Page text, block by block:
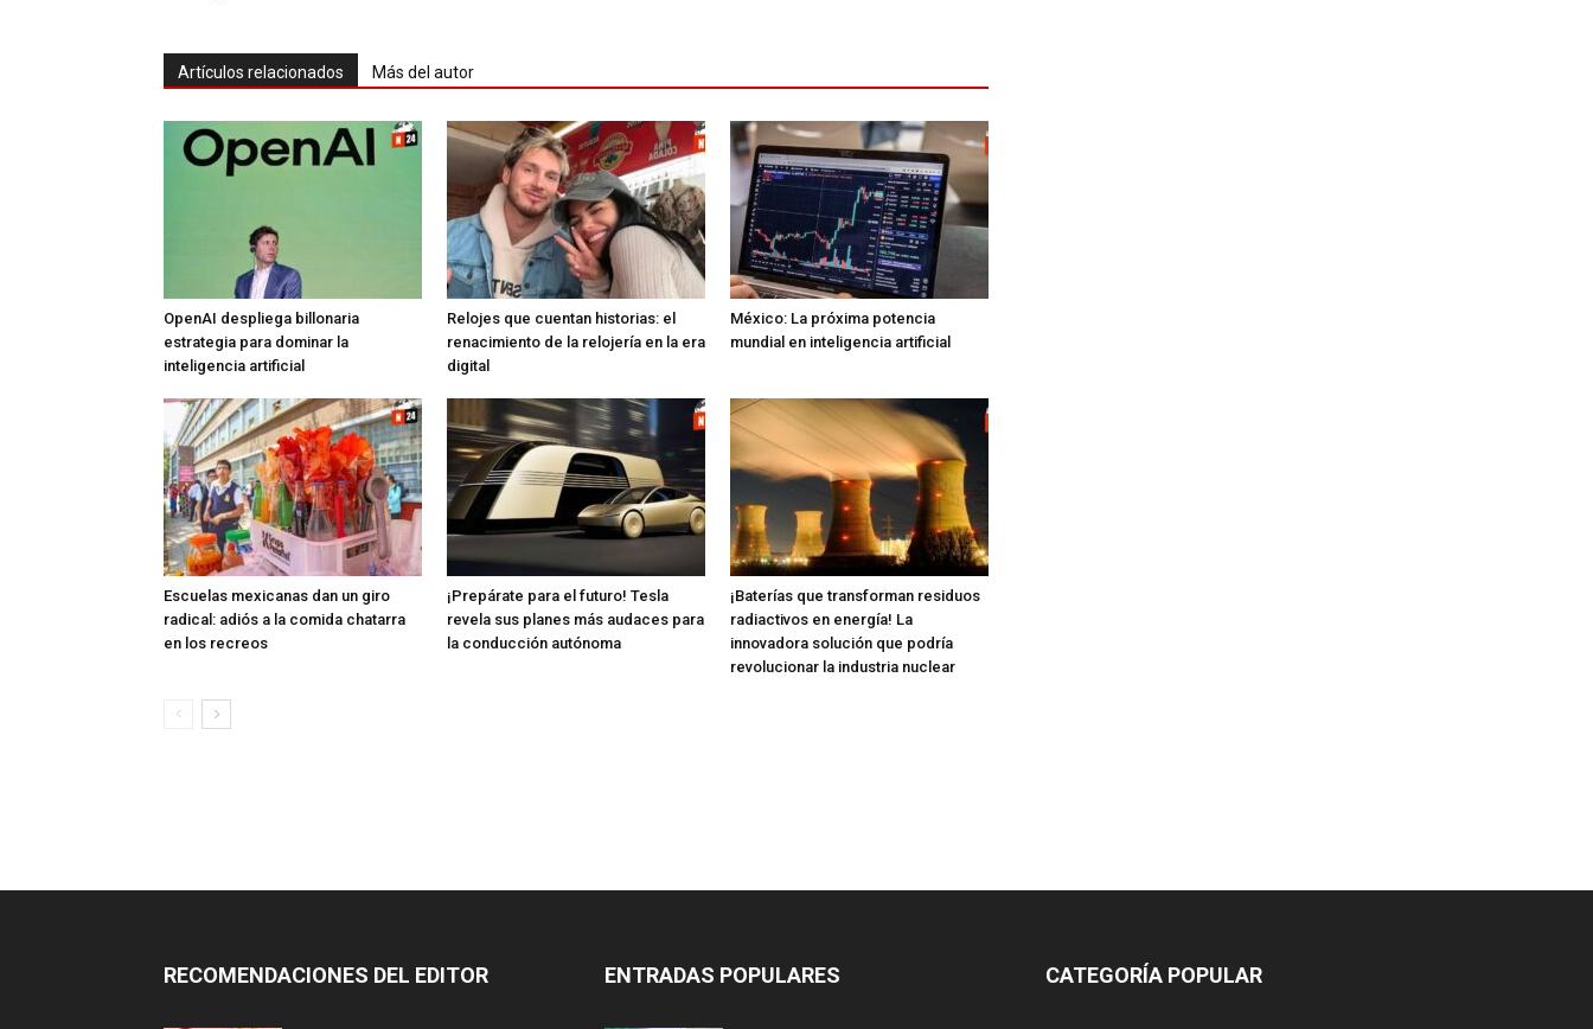
Artículos relacionados Más del autor
OpenAI despliega billonaria
estrategia para dominar la
inteligencia artificial
Relojes que cuentan historias: el
renacimiento de la relojería en la era
digital
México: La próxima potencia
mundial en inteligencia artificial
Escuelas mexicanas dan un giro
radical: adiós a la comida chatarra
en los recreos
¡Prepárate para el futuro! Tesla
revela sus planes más audaces para
la conducción autónoma
¡Baterías que transforman residuos
radiactivos en energía! La
innovadora solución que podría
revolucionar la industria nuclear
RECOMENDACIONES DEL EDITOR ENTRADAS POPULARES CATEGORÍA POPULAR